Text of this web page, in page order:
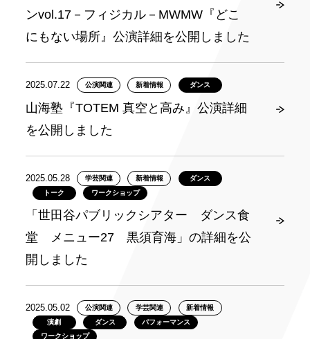
ンvol.17－フィジカル－MWMW『どこ
にもない場所』公演詳細を公開しました
2025.07.22 公演関連 新着情報 ダンス
山海塾『TOTEM 真空と高み』公演詳細
を公開しました
2025.05.28 学芸関連 新着情報
ダンス
トーク
ワークショップ
「世田谷パブリックシアター ダンス食
堂 メニュー27 黒須育海」の詳細を公
開しました
2025.05.02 公演関連 学芸関連
新着情報
演劇
ダンス
パフォーマンス
ワークショップ